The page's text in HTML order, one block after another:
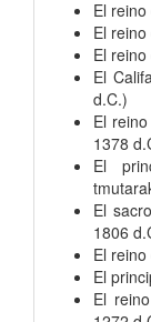
El
El
El
El
d.C.)
El
1378
El
El
1806
El
El
El